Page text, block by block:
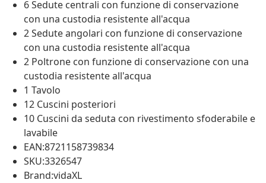
6 Sedute centrali con funzione di conservazione
con una custodia resistente all'acqua
2 Sedute angolari con funzione di conservazione
con una custodia resistente all'acqua
2 Poltrone con funzione di conservazione con una
custodia resistente all'acqua
1 Tavolo
12 Cuscini posteriori
10 Cuscini da seduta con rivestimento sfoderabile e
lavabile
EAN:8721158739834
SKU:3326547
Brand:vidaXL